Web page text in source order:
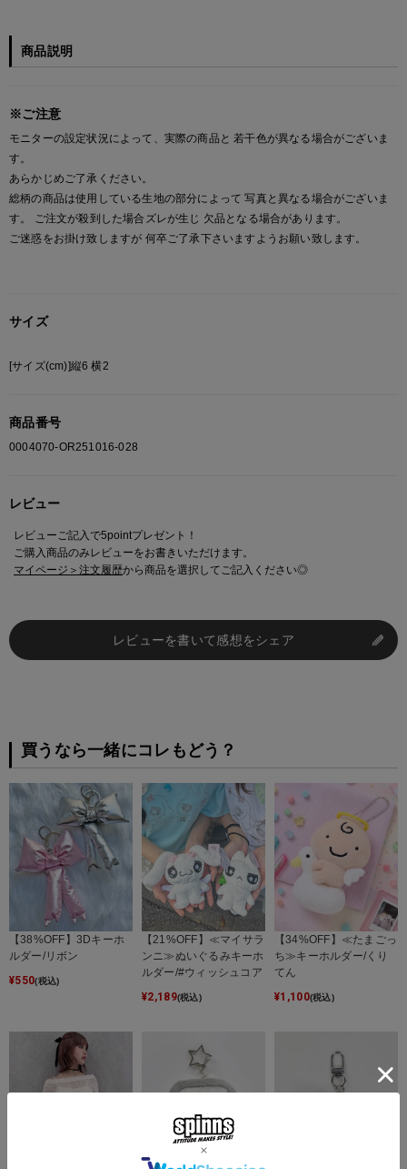
商品説明
※ご注意
モニターの設定状況によって、実際の商品と 若干色が異なる場合がございま
す。
あらかじめご了承ください。
総柄の商品は使用している生地の部分によって 写真と異なる場合がございま
す。 ご注文が殺到した場合ズレが生じ 欠品となる場合があります。
ご迷惑をお掛け致しますが 何卒ご了承下さいますようお願い致します。
サイズ
[サイズ(cm)]縦6 横2
商品番号
0004070-OR251016-028
レビュー
レビューご記入で5pointプレゼント！
ご購入商品のみレビューをお書きいただけます。
マイページ＞注文履歴から商品を選択してご記入ください◎
レビューを書いて感想をシェア
買うなら一緒にコレもどう？
【38%OFF】3Dキーホ
ルダー/リボン
¥550(税込)
【21%OFF】≪マイサラ
ンニ≫ぬいぐるみキーホ
ルダー/#ウィッシュコア
¥2,189(税込)
【34%OFF】≪たまごっ
ち≫キーホルダー/くり
てん
¥1,100(税込)